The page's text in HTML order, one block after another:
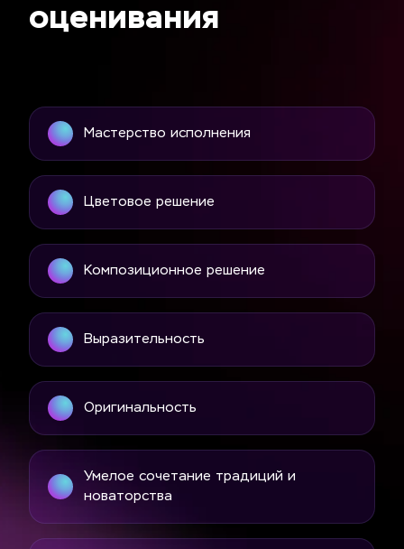
оценивания
Мастерство исполнения
Цветовое решение
Композиционное решение
Выразительность
Оригинальность
Умелое сочетание традиций и
новаторства